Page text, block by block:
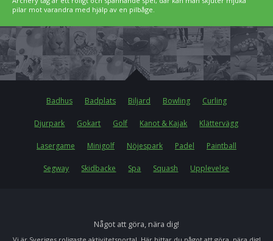
pilar mot varandra med hjälp av en pilbåge.
Badhus Badplats Biljard Bowling Curling
Djurpark Gokart Golf Kanot & Kajak Klättervägg
Lasergame Minigolf Nöjespark Padel Paintball
Segway Skidbacke Spa Squash Upplevelse
Något att göra, nära dig!